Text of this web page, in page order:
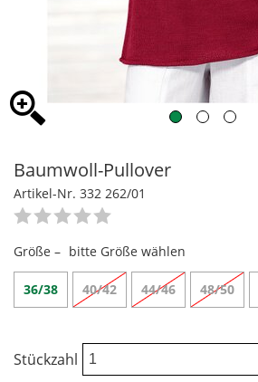
Baumwoll-Pullover
Artikel-Nr. 332 262/01
Größe – bitte Größe wählen
36/38 40/42 44/46 48/50
Stückzahl